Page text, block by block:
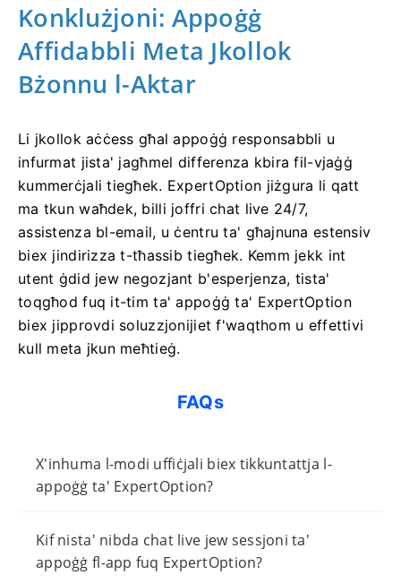
Konklużjoni: Appoġġ
Affidabbli Meta Jkollok
Bżonnu l-Aktar
Li jkollok aċċess għal appoġġ responsabbli u
infurmat jista' jagħmel differenza kbira fil-vjaġġ
kummerċjali tiegħek. ExpertOption jiżgura li qatt
ma tkun waħdek, billi joffri chat live 24/7,
assistenza bl-email, u ċentru ta' għajnuna estensiv
biex jindirizza t-tħassib tiegħek. Kemm jekk int
utent ġdid jew negozjant b'esperjenza, tista'
toqgħod fuq it-tim ta' appoġġ ta' ExpertOption
biex jipprovdi soluzzjonijiet f'waqthom u effettivi
kull meta jkun meħtieġ.
FAQs
X'inhuma l-modi uffiċjali biex tikkuntattja l-
appoġġ ta' ExpertOption?
Kif nista' nibda chat live jew sessjoni ta'
appoġġ fl-app fuq ExpertOption?